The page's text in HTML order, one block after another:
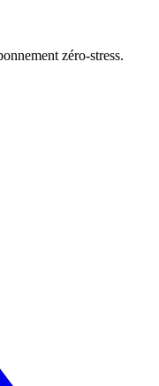
zéro-stress.